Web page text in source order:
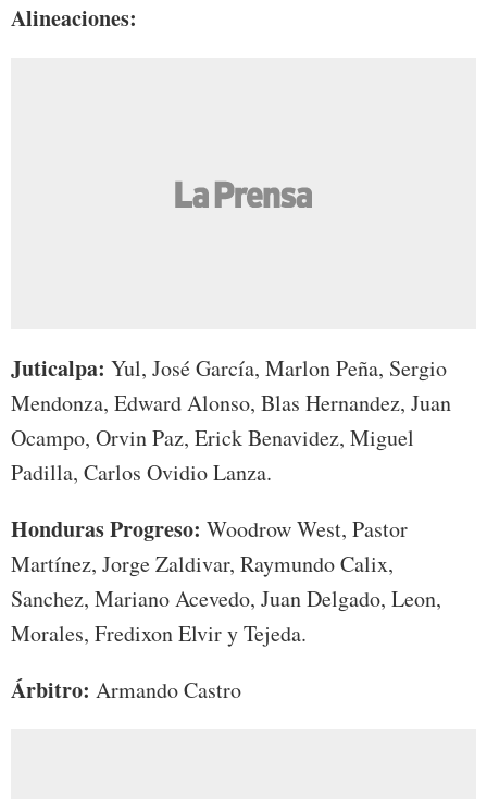
Alineaciones:
Juticalpa: Yul, José García, Marlon Peña, Sergio
Mendonza, Edward Alonso, Blas Hernandez, Juan
Ocampo, Orvin Paz, Erick Benavidez, Miguel
Padilla, Carlos Ovidio Lanza.
Honduras Progreso: Woodrow West, Pastor
Martínez, Jorge Zaldivar, Raymundo Calix,
Sanchez, Mariano Acevedo, Juan Delgado, Leon,
Morales, Fredixon Elvir y Tejeda.
Árbitro: Armando Castro